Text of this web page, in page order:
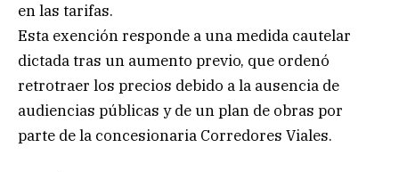
en las tarifas.
Esta exención responde a una medida cautelar
dictada tras un aumento previo, que ordenó
retrotraer los precios debido a la ausencia de
audiencias públicas y de un plan de obras por
parte de la concesionaria Corredores Viales.